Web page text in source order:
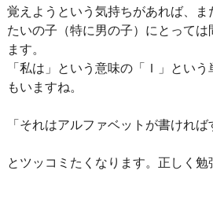
覚えようという気持ちがあれば、ま
たいの子（特に男の子）にとっては
ます。
「私は」という意味の「Ｉ」とい
もいますね。
「それはアルファベットが書ければ
とツッコミたくなります。正しく勉